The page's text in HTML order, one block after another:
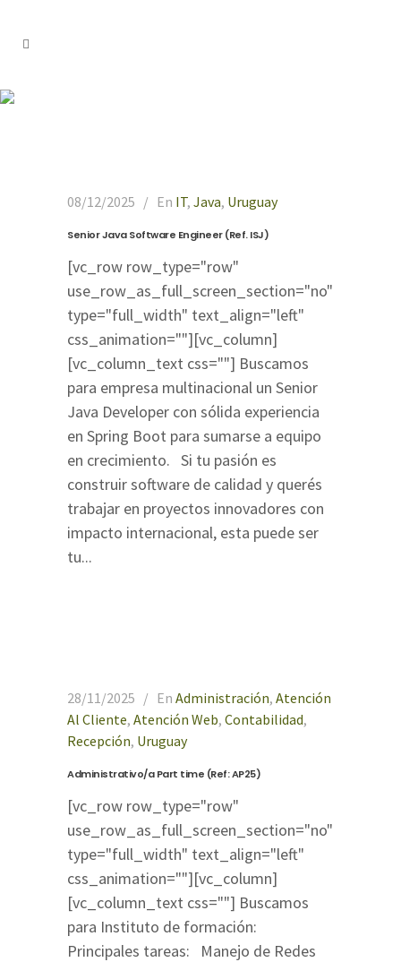
08/12/2025 En IT, Java, Uruguay
Senior Java Software Engineer (Ref. ISJ)
[vc_row row_type="row"
use_row_as_full_screen_section="no"
type="full_width" text_align="left"
css_animation=""][vc_column]
[vc_column_text css=""] Buscamos
para empresa multinacional un Senior
Java Developer con sólida experiencia
en Spring Boot para sumarse a equipo
en crecimiento. Si tu pasión es
construir software de calidad y querés
trabajar en proyectos innovadores con
impacto internacional, esta puede ser
tu...
28/11/2025 En Administración, Atención
Al Cliente, Atención Web, Contabilidad,
Recepción, Uruguay
Administrativo/a Part time (Ref: AP25)
[vc_row row_type="row"
use_row_as_full_screen_section="no"
type="full_width" text_align="left"
css_animation=""][vc_column]
[vc_column_text css=""] Buscamos
para Instituto de formación:
Principales tareas: Manejo de Redes